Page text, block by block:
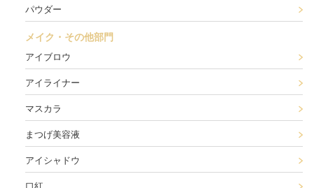
パウダー
メイク・その他部門
アイブロウ
アイライナー
マスカラ
まつげ美容液
アイシャドウ